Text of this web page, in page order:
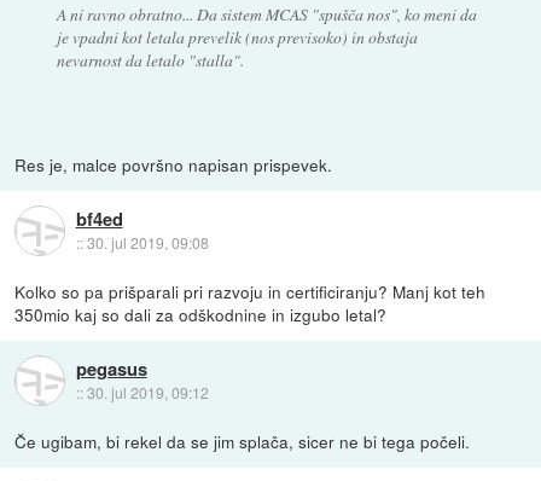
A ni ravno obratno... Da sistem MCAS "spušča nos", ko meni da
je vpadni kot letala prevelik (nos previsoko) in obstaja
nevarnost da letalo "stalla".
Res je, malce površno napisan prispevek.
bf4ed
::30. jul 2019, 09:08
Kolko so pa prišparali pri razvoju in certificiranju? Manj kot teh
350mio kaj so dali za odškodnine in izgubo letal?
pegasus
::30. jul 2019, 09:12
Če ugibam, bi rekel da se jim splača, sicer ne bi tega počeli.